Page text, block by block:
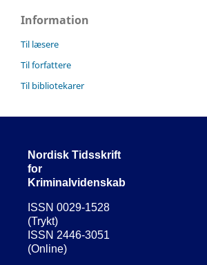
Information
Til læsere
Til forfattere
Til bibliotekarer
Nordisk Tidsskrift
for
Kriminalvidenskab
ISSN 0029-1528
(Trykt)
ISSN 2446-3051
(Online)